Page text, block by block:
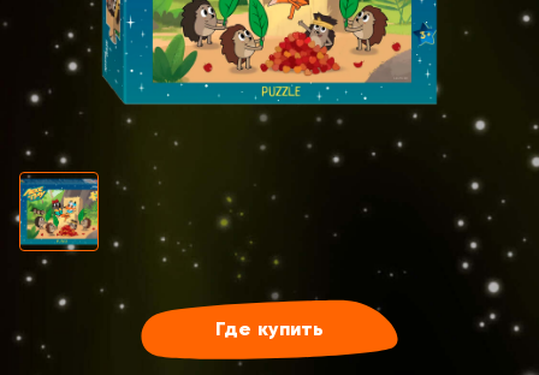
Где купить